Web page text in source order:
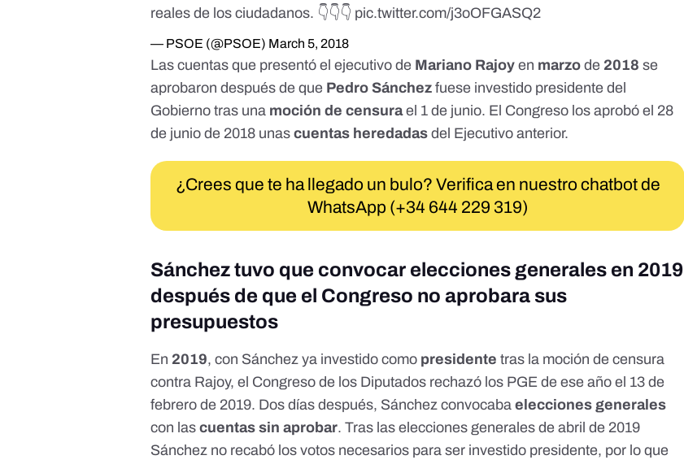
reales de los ciudadanos. 👇👇👇 pic.twitter.com/j3oOFGASQ2
— PSOE (@PSOE) March 5, 2018
Las cuentas que presentó el ejecutivo de Mariano Rajoy en marzode 2018se
aprobaron después de que Pedro Sánchez fuese investido presidente del
Gobierno tras una moción de censurael 1 de junio. El Congreso losaprobó el 28
de junio de 2018 unascuentas heredadasdel Ejecutivo anterior.
¿Crees que te ha llegado un bulo? Verifica en nuestro chatbot de
WhatsApp (+34 644 229 319)
Sánchez tuvo que convocar elecciones generales en 2019
después de que el Congreso no aprobara sus
presupuestos
En 2019, con Sánchez ya investido como presidentetras la moción de censura
contra Rajoy, el Congreso de los Diputados rechazó los PGE de ese año el 13 de
febrero de 2019. Dos días después, Sánchezconvocaba elecciones generales
con lascuentas sin aprobar. Tras laselecciones generales de abril de 2019
Sánchez no recabó los votos necesarios para ser investido presidente, por lo que